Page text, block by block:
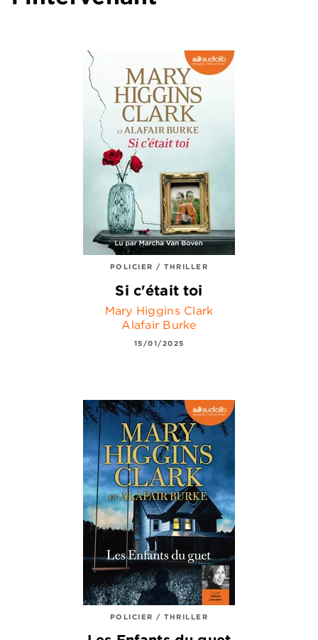
POLICIER / THRILLER
Si c'était toi
Mary Higgins Clark
Alafair Burke
15/01/2025
POLICIER / THRILLER